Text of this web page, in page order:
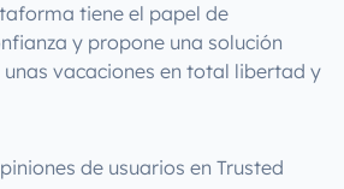
tiene el papel de
y propone una solución
vacaciones en total libertad y
de usuarios en Trusted